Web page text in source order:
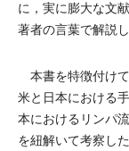
に，実に膨大な文
著者の言葉で解説し
本書を特徴付け
米と日本における
本におけるリンパ
を紐解いて考察し